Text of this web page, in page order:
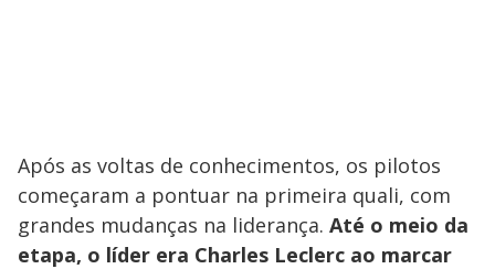
Após as voltas de conhecimentos, os pilotos
começaram a pontuar na primeira quali, com
grandes mudanças na liderança. Até o meio da
etapa, o líder era Charles Leclerc ao marcar